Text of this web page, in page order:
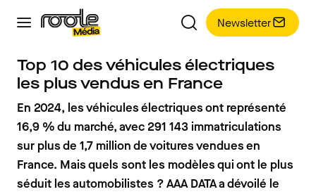
Newsletter
Top 10 des véhicules électriques
les plus vendus en France
En 2024, les véhicules électriques ont représenté
16,9 % du marché, avec 291 143 immatriculations
sur plus de 1,7 million de voitures vendues en
France. Mais quels sont les modèles qui ont le plus
séduit les automobilistes ? AAA DATA a dévoilé le